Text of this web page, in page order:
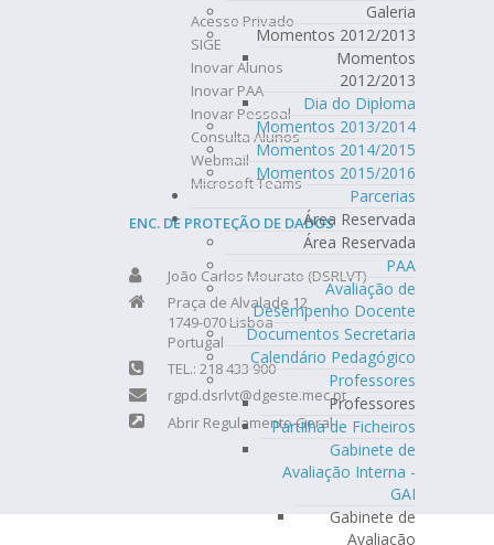
Galeria
Momentos 2012/2013
Momentos
2012/2013
Dia do Diploma
Momentos 2013/2014
Momentos 2014/2015
Momentos 2015/2016
Parcerias
Área Reservada
Área Reservada
PAA
Avaliação de
Desempenho Docente
Documentos Secretaria
Calendário Pedagógico
Professores
Professores
Partilha de Ficheiros
Gabinete de
Avaliação Interna -
GAI
Gabinete de
Avaliação
Acesso Privado
SIGE
Inovar Alunos
Inovar PAA
Inovar Pessoal
Consulta Alunos
Webmail
Microsoft Teams
ENC. DE PROTEÇÃO DE DADOS
João Carlos Mourato (DSRLVT)
Praça de Alvalade 12
1749-070 Lisboa
Portugal
TEL.: 218 433 900
rgpd.dsrlvt@dgeste.mec.pt
Abrir Regulamento Geral